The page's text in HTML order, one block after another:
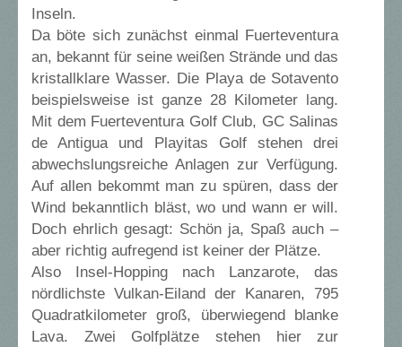
Inseln.
Da böte sich zunächst einmal Fuerteventura
an, bekannt für seine weißen Strände und das
kristallklare Wasser. Die Playa de Sotavento
beispielsweise ist ganze 28 Kilometer lang.
Mit dem Fuerteventura Golf Club, GC Salinas
de Antigua und Playitas Golf stehen drei
abwechslungsreiche Anlagen zur Verfügung.
Auf allen bekommt man zu spüren, dass der
Wind bekanntlich bläst, wo und wann er will.
Doch ehrlich gesagt: Schön ja, Spaß auch –
aber richtig aufregend ist keiner der Plätze.
Also Insel-Hopping nach Lanzarote, das
nördlichste Vulkan-Eiland der Kanaren, 795
Quadratkilometer groß, überwiegend blanke
Lava. Zwei Golfplätze stehen hier zur